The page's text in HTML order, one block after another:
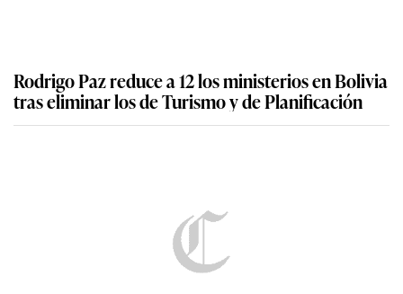
Rodrigo Paz reduce a 12 los ministerios en Bolivia
tras eliminar los de Turismo y de Planificación